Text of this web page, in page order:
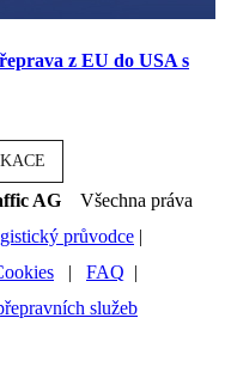
z EU do USA s
AG Všechna práva
průvodce |
| FAQ |
služeb